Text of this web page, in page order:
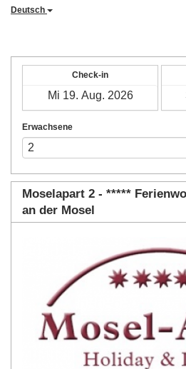
Deutsch
Check-in
Erwachsene
Moselapart 2 - *****
an der Mosel